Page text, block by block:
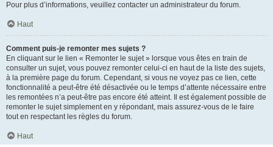
Pour plus d’informations, veuillez contacter un administrateur du forum.
Haut
Comment puis-je remonter mes sujets ?
En cliquant sur le lien « Remonter le sujet » lorsque vous êtes en train de
consulter un sujet, vous pouvez remonter celui-ci en haut de la liste des sujets,
à la première page du forum. Cependant, si vous ne voyez pas ce lien, cette
fonctionnalité a peut-être été désactivée ou le temps d’attente nécessaire entre
les remontées n’a peut-être pas encore été atteint. Il est également possible de
remonter le sujet simplement en y répondant, mais assurez-vous de le faire
tout en respectant les règles du forum.
Haut